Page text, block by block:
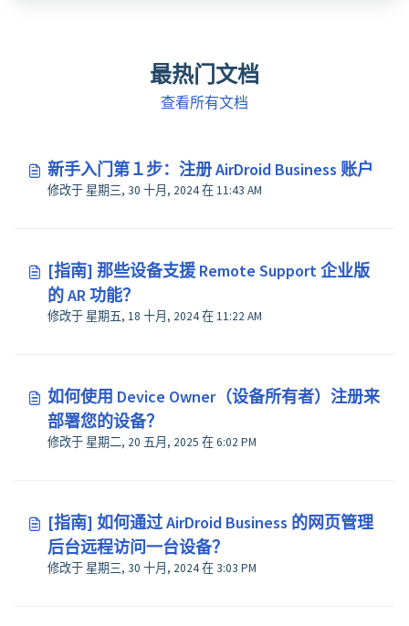
最热门文档
查看所有文档
新手入门第１步：注册 AirDroid Business 账户
修改于 星期三, 30 十月, 2024 在 11:43 AM
[指南] 那些设备支援 Remote Support 企业版
的 AR 功能？
修改于 星期五, 18 十月, 2024 在 11:22 AM
如何使用 Device Owner（设备所有者）注册来
部署您的设备？
修改于 星期二, 20 五月, 2025 在 6:02 PM
[指南] 如何通过 AirDroid Business 的网页管理
后台远程访问一台设备？
修改于 星期三, 30 十月, 2024 在 3:03 PM